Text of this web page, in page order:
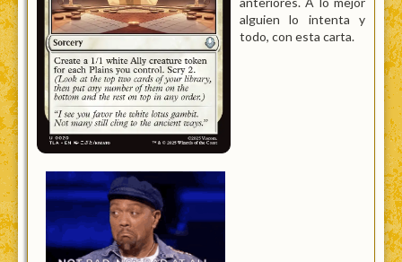
alguien lo intenta y
todo, con esta carta.